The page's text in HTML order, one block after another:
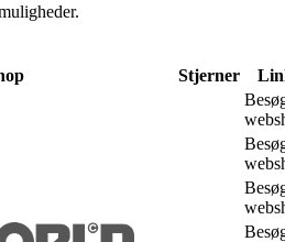
Stjerner